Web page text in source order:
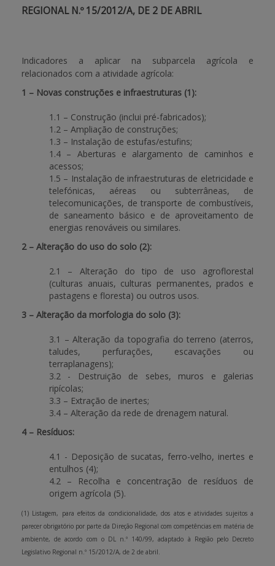
REGIONAL N.º 15/2012/A, DE 2 DE ABRIL
Indicadores a aplicar na subparcela agrícola e
relacionados com a atividade agrícola:
1 – Novas construções e infraestruturas (1):
1.1 – Construção (inclui pré-fabricados);
1.2 – Ampliação de construções;
1.3 – Instalação de estufas/estufins;
1.4 – Aberturas e alargamento de caminhos e
acessos;
1.5 – Instalação de infraestruturas de eletricidade e
telefónicas, aéreas ou subterrâneas, de
telecomunicações, de transporte de combustíveis,
de saneamento básico e de aproveitamento de
energias renováveis ou similares.
2 – Alteração do uso do solo (2):
2.1 – Alteração do tipo de uso agroflorestal
(culturas anuais, culturas permanentes, prados e
pastagens e floresta) ou outros usos.
3 – Alteração da morfologia do solo (3):
3.1 – Alteração da topografia do terreno (aterros,
taludes, perfurações, escavações ou
terraplanagens);
3.2 - Destruição de sebes, muros e galerias
ripícolas;
3.3 – Extração de inertes;
3.4 – Alteração da rede de drenagem natural.
4 – Resíduos:
4.1 - Deposição de sucatas, ferro-velho, inertes e
entulhos (4);
4.2 – Recolha e concentração de resíduos de
origem agrícola (5).
(1) Listagem, para efeitos da condicionalidade, dos atos e atividades sujeitos a
parecer obrigatório por parte da Direção Regional com competências em matéria de
ambiente, de acordo com o DL n.º 140/99, adaptado à Região pelo Decreto
Legislativo Regional n.º 15/2012/A, de 2 de abril.